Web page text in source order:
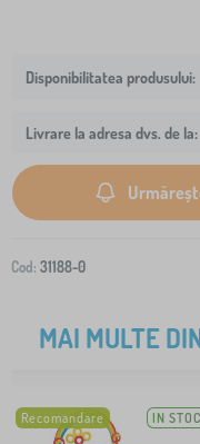
Livrare la adresa dvs. de la:
Cod: 31188-0
MAI MULTE
Recomandare IN STOC